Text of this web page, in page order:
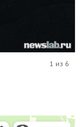
1 из 6